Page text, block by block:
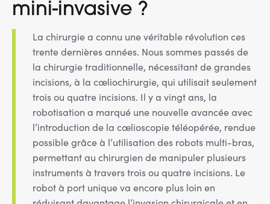
mini-invasive ?
La chirurgie a connu une véritable révolution ces
trente dernières années. Nous sommes passés de
la chirurgie traditionnelle, nécessitant de grandes
incisions, à la cœliochirurgie, qui utilisait seulement
trois ou quatre incisions. Il y a vingt ans, la
robotisation a marqué une nouvelle avancée avec
l’introduction de la cœlioscopie téléopérée, rendue
possible grâce à l’utilisation des robots multi-bras,
permettant au chirurgien de manipuler plusieurs
instruments à travers trois ou quatre incisions. Le
robot à port unique va encore plus loin en